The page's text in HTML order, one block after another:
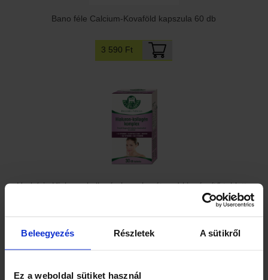
Beleegyezés Részletek A sütikről
Ez a weboldal sütiket használ
Bano féle Calcium-Kovaföld kapszula 60 db
3 590 Ft
Herbária Hialuron-kollagén komplex étrend-kiegészítő tabletta